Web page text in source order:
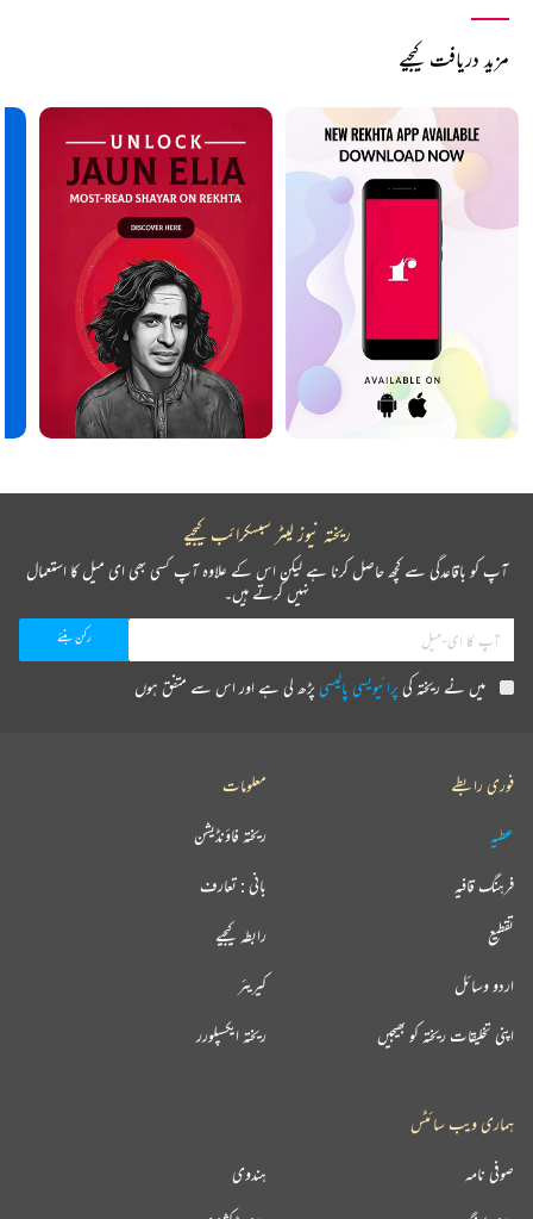
مزید دریافت کیجیے
ریختہ نیوز لیٹر سبسکرائب کیجیے
آپ کو باقاعدگی سے کچھ حاصل کرنا ہے لیکن اس کے علاوہ آپ کسی بھی ای میل کا استعمال
نہیں کرتے ہیں۔
میں نے ریختہ کیپرائیویسی پالیسیپڑھ لی ہے اور اس سے متفق ہوں
فوری رابطے
عطیہ
فرہنگ قافیہ
تقطیع
اردو وسائل
اپنی تخلیقات ریختہ کو بھیجیں
معلومات
ریختہ فاؤنڈیشن
بانی : تعارف
رابطہ کیجیے
کیریئر
ریختہ ایکسپلورر
ہماری ویب سائٹس
ہندوی صوفی نامہ